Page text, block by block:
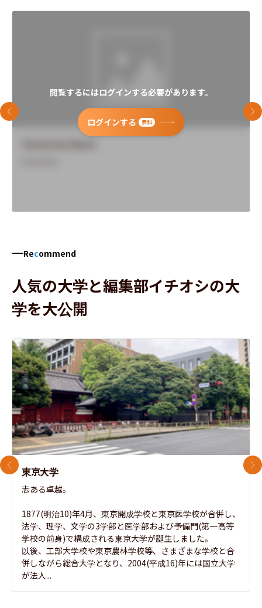
閲覧するにはログインする必要があります。
ログインする 無料
前のスライド 次
Recommend
人気の大学と編集部イチオシの大
学を大公開
東京大学
志ある卓越。
1877(明治10)年4月、東京開成学校と東京医学校が合併し、
法学、理学、文学の3学部と医学部および予備門(第一高等
学校の前身)で構成される東京大学が誕生しました。
以後、工部大学校や東京農林学校等、さまざまな学校と合
併しながら総合大学となり、2004(平成16)年には国立大学
が法人...
前のスライド 次